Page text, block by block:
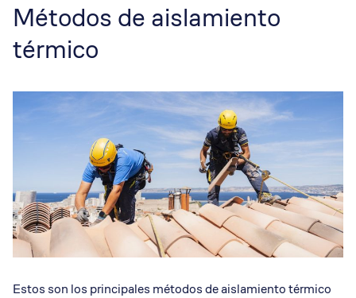
Métodos de aislamiento
térmico
Estos son los principales métodos de aislamiento térmico